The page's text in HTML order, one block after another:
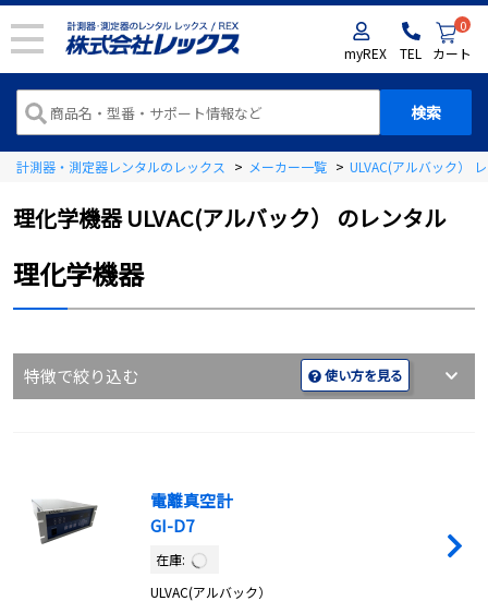
myREX TEL
0
カート
計測器・測定器レンタルのレックス > メーカー一覧 > ULVAC(アルバック）
理化学機器 ULVAC(アルバック） のレンタル
理化学機器
使い方を見る
特徴で絞り込む
電離真空計
GI-D7
在庫:
ULVAC(アルバック）